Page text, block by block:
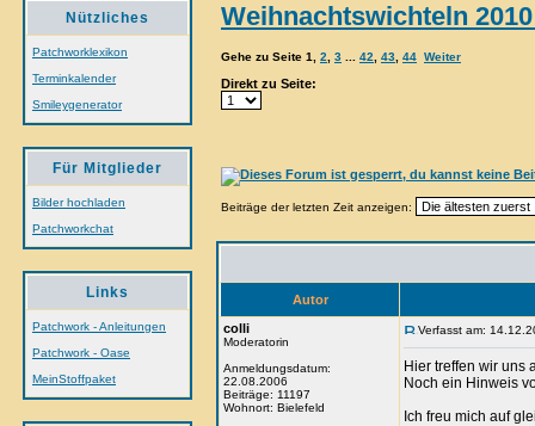
Nützliches
Patchworklexikon
Terminkalender
Smileygenerator
Für Mitglieder
Bilder hochladen
Patchworkchat
Links
Patchwork - Anleitungen
Patchwork - Oase
MeinStoffpaket
Weihnachtswichteln
Gehe zu Seite 1 2 3 42 43 44 Weiter
Direkt zu Seite:
Beiträge der letzten Zeit anzeigen:
Autor
colli
Moderatorin
Anmeldungsdatum:
22.08.2006
Beiträge: 11197
Wohnort: Bielefeld
Verfasst am:
Hier treffen wir uns
Noch ein Hinweis
Ich freu mich auf